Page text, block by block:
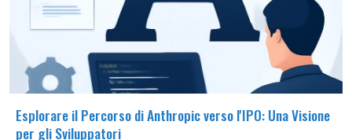
Esplorare il Percorso di Anthropic verso l'IPO: Una Visione
per gli Sviluppatori